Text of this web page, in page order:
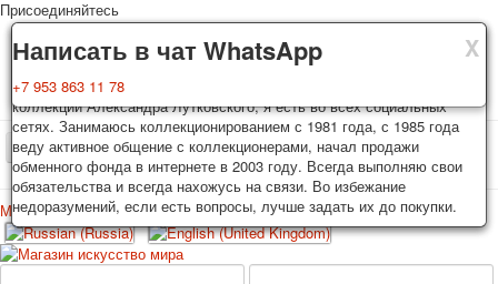
X
Доставка
Колоды, почтовые открытки тщательно упаковываются и
отправляются в течении 3-4 рабочих дней после оплаты.
Исключение: репринт под заказ, такие колоды карт отправляются в
течении 7-8 рабочих дней. Отправка осуществляется почтой России
с треком отслеживания. Цена пересылки зависит от веса и тарифов
почты на момент покупки. По желанию покупателя возможна
отправка СДЕК или другими транспортными компаниями.
X
Гарантия
Вы покупаете колоды игральных карт, почтовые открытки из частной
коллекции Александра Лутковского, я есть во всех социальных
сетях. Занимаюсь коллекционированием с 1981 года, с 1985 года
веду активное общение с коллекционерами, начал продажи
обменного фонда в интернете в 2003 году. Всегда выполняю свои
обязательства и всегда нахожусь на связи. Во избежание
недоразумений, если есть вопросы, лучше задать их до покупки.
X
Написать в чат WhatsApp
+7 953 863 11 78
Присоединяйтесь
TPL_PROTOSTAR_TOGGLE_MENU
Главная Игральные карты Открытки
Меню
Главная
Игральные карты
Войти